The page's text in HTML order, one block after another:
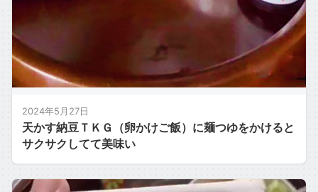
2024年5月27日
天かす納豆ＴＫＧ（卵かけご飯）に麺つゆをかけると
サクサクしてて美味い